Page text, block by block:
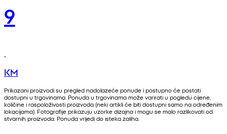
9
KM
Prikazani proizvodi su pregled nadolazeće ponude i postupno će postati
dostupni u trgovinama. Ponuda u trgovinama može varirati u pogledu cijene,
količine i raspoloživosti proizvoda (neki artikli će biti dostupni samo na određenim
lokacijama). Fotografije prikazuju uzorke dizajna i mogu se malo razlikovati od
stvarnih proizvoda. Ponuda vrijedi do isteka zaliha.